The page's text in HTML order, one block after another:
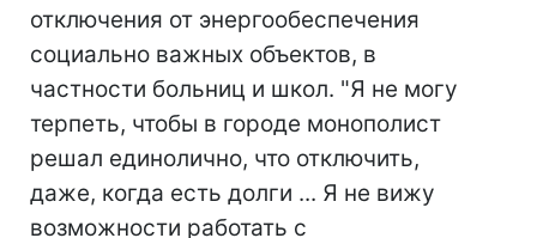
отключения от энергообеспечения
социально важных объектов, в
частности больниц и школ. "Я не могу
терпеть, чтобы в городе монополист
решал единолично, что отключить,
даже, когда есть долги ... Я не вижу
возможности работать с